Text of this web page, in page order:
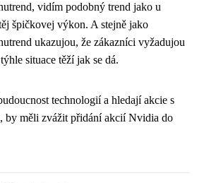
, vidím podobný trend jako u
špičkovej výkon. A stejně jako
ukazujou, že zákazníci vyžadujou
situace těží jak se dá.
technologií a hledají akcie s
by měli zvážit přidání akcií Nvidia do